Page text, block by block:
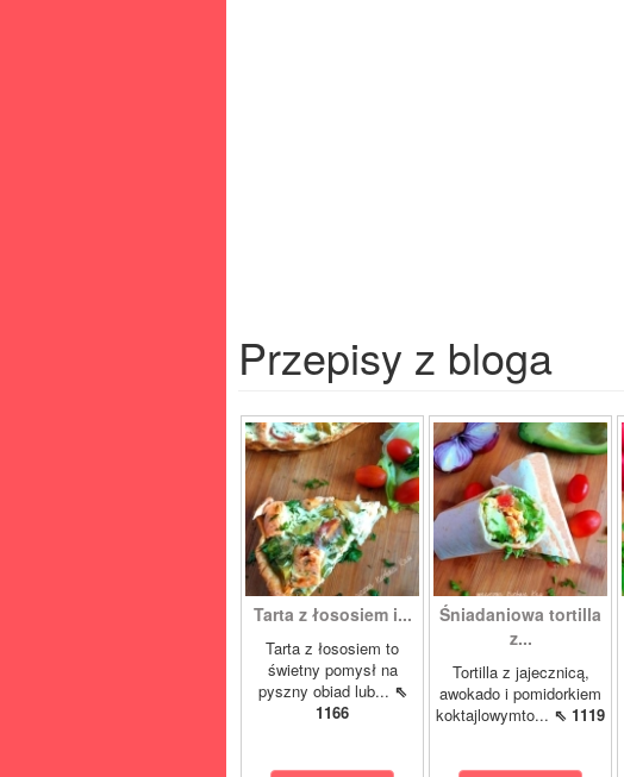
Przepisy z bloga
Tarta z łososiem i...
Tarta z łososiem to
świetny pomysł na
pyszny obiad lub... ⇖
1166
Śniadaniowa tortilla
z...
Tortilla z jajecznicą,
awokado i pomidorkiem
koktajlowymto... ⇖ 1119